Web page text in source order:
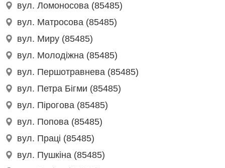
вул. Ломоносова (85485)
вул. Матросова (85485)
вул. Миру (85485)
вул. Молодіжна (85485)
вул. Першотравнева (85485)
вул. Петра Бігми (85485)
вул. Пірогова (85485)
вул. Попова (85485)
вул. Праці (85485)
вул. Пушкіна (85485)